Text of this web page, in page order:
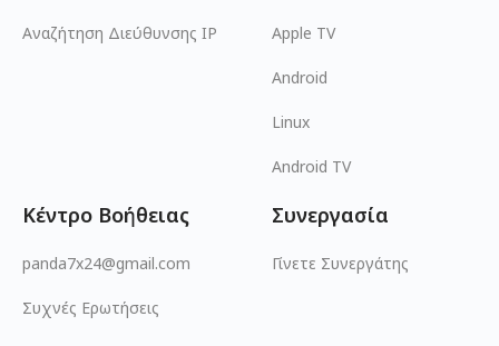
Αναζήτηση Διεύθυνσης IP Apple TV
Android
Linux
Android TV
Κέντρο Βοήθειας
panda7x24@gmail.com
Συχνές Ερωτήσεις
Συνεργασία
Γίνετε Συνεργάτης